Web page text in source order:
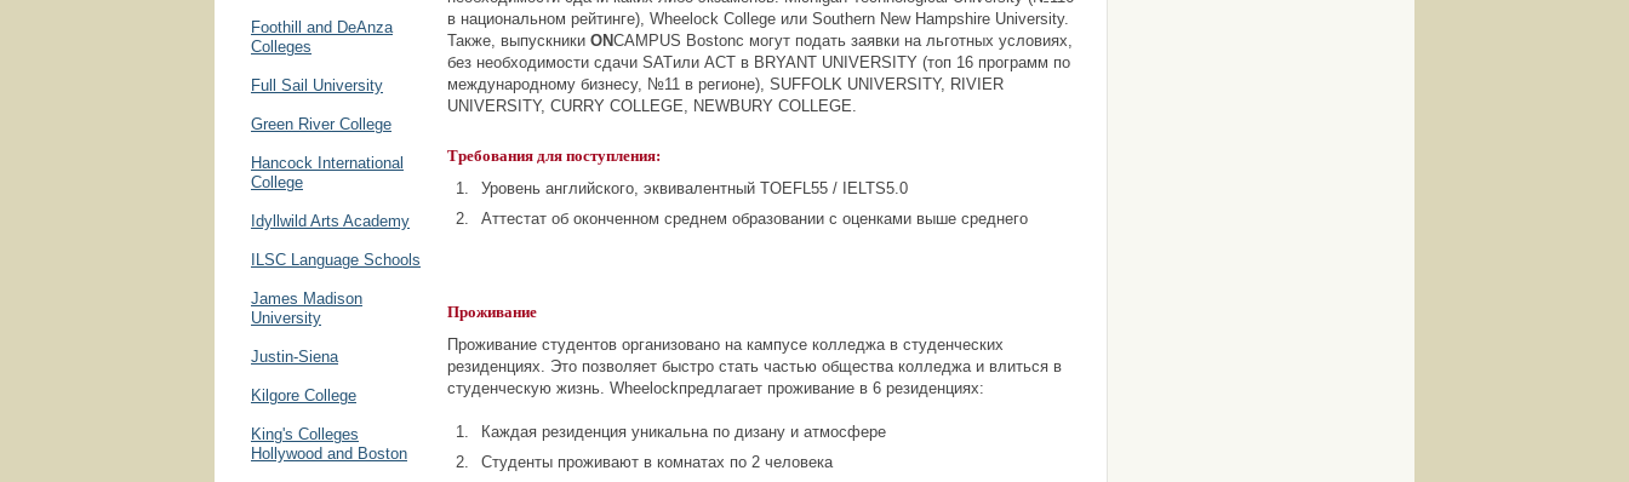
Foothill and DeAnza
Colleges
Full Sail University
Green River College
Hancock International
College
Idyllwild Arts Academy
ILSC Language Schools
James Madison
University
Justin-Siena
Kilgore College
King's Colleges
Hollywood and Boston
в национальном рейтинге), Wheelock College или Southern New Hampshire University.
Также, выпускники ONCAMPUS Bostonс могут подать заявки на льготных условиях,
без необходимости сдачи SATили ACT в BRYANT UNIVERSITY (топ 16 программ по
международному бизнесу, №11 в регионе), SUFFOLK UNIVERSITY, RIVIER
UNIVERSITY, CURRY COLLEGE, NEWBURY COLLEGE.
Требования для поступления:
Уровень английского, эквивалентный TOEFL55 / IELTS5.0
Аттестат об оконченном среднем образовании с оценками выше среднего
Проживание
Проживание студентов организовано на кампусе колледжа в студенческих
резиденциях. Это позволяет быстро стать частью общества колледжа и влиться в
студенческую жизнь. Wheelockпредлагает проживание в 6 резиденциях:
Каждая резиденция уникальна по дизану и атмосфере
Студенты проживают в комнатах по 2 человека